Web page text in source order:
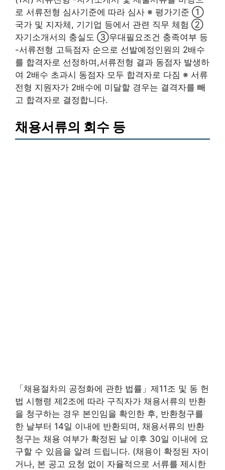
로 서류전형 심사기준에 따라 심사 ※ 평가기준 ①
국가 및 지자체, 기기업 등에서 관련 직무 체험 ②
자기소개서의 충실도 ③우대필요조건 충족여부 등
-서류전형 고득점자 순으로 선발예정인원의 2배수
를 합격자로 선정하며,서류전형 결과 동점자 발생하
여 2배수 초과시 동점자 모두 합격자로 다짐 ※ 서류
전형 지원자가 2배수에 미달할 경우는 결격자를 빼
고 합격자로 결정합니다.
채용서류의 회수 등
「채용절차의 공정화에 관한 법률」제11조 및 동 헌
법 시행령 제2조에 따라 구직자가 채용서류의 반환
을 청구하는 경우 본인임을 확인한 후, 반환청구를
한 날부터 14일 이내에 반환되며, 채용서류의 반환
청구는 채용 여부가 확정된 날 이후 30일 이내에 요
구할 수 있음을 알려 드립니다. (채용이 확정된 자이
거나, 본 공고 요청 없이 자율적으로 서류를 제시한